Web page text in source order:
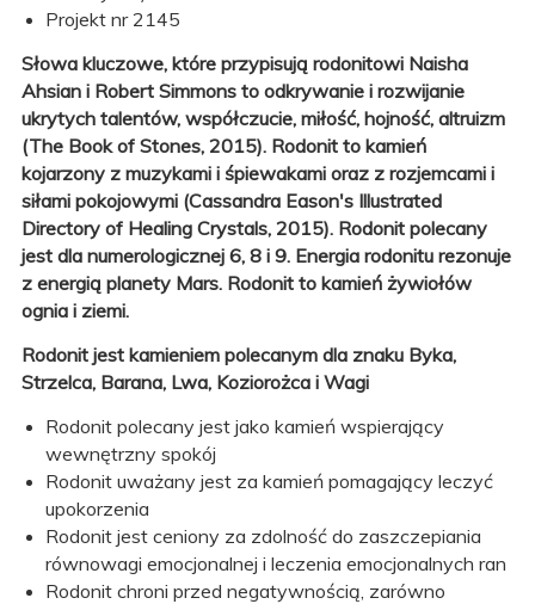
Projekt nr 2145
Słowa kluczowe, które przypisują rodonitowi Naisha
Ahsian i Robert Simmons to odkrywanie i rozwijanie
ukrytych talentów, współczucie, miłość, hojność, altruizm
(The Book of Stones, 2015). Rodonit to kamień
kojarzony z muzykami i śpiewakami oraz z rozjemcami i
siłami pokojowymi (Cassandra Eason's Illustrated
Directory of Healing Crystals, 2015). Rodonit polecany
jest dla numerologicznej 6, 8 i 9. Energia rodonitu rezonuje
z energią planety Mars. Rodonit to kamień żywiołów
ognia i ziemi.
Rodonit jest kamieniem polecanym dla znaku Byka,
Strzelca, Barana, Lwa, Koziorożca i Wagi
Rodonit polecany jest jako kamień wspierający
wewnętrzny spokój
Rodonit uważany jest za kamień pomagający leczyć
upokorzenia
Rodonit jest ceniony za zdolność do zaszczepiania
równowagi emocjonalnej i leczenia emocjonalnych ran
Rodonit chroni przed negatywnością, zarówno